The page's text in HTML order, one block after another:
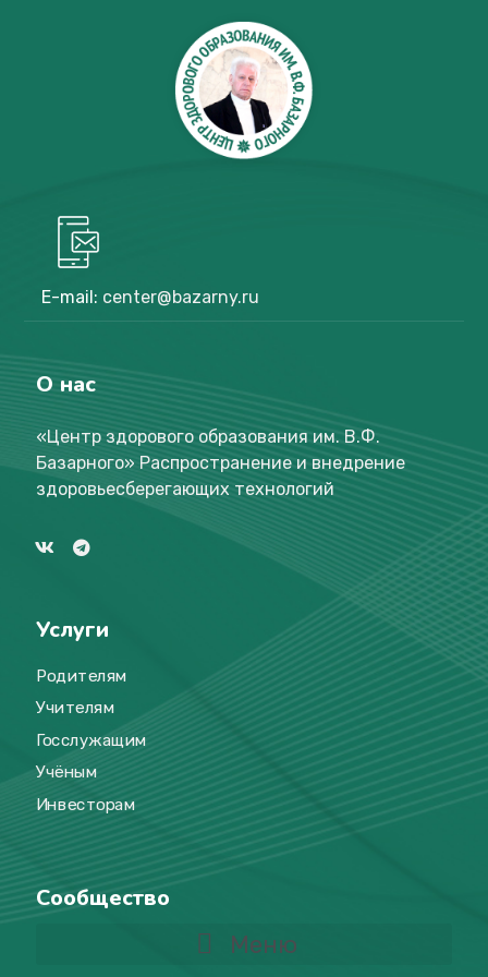
E-mail: center@bazarny.ru
О нас
«Центр здорового образования им. В.Ф.
Базарного» Распространение и внедрение
здоровьесберегающих технологий
Услуги
Родителям
Учителям
Госслужащим
Учёным
Инвесторам
Сообщество
Меню